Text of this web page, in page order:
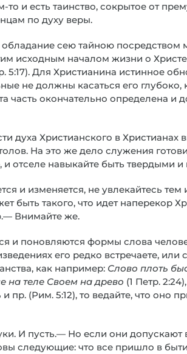
и есть таинство, сокрытое от
по духу веры.
обладание сею тайною посредством
исходным началом жизни о
5:17). Для Христианина истинное
не должны касаться его глубоко,
часть окончательно определена и
духа Христианского в Христианах
На это же дело служения
отселе навыкайте быть твердыми
и изменяется, не увлекайтесь тем
быть такого, что идет наперекор
Внимайте же.
и поновляются формы слова
его редко встречаете, или
как например: Слово плоть
на теле Своем на древо (1 Петр. 2:24),
и пр. (Рим. 5:12), то ведайте, что оно
И пусть.— Но если они
следующие: что все пришло в